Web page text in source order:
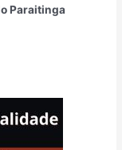
Paraitinga